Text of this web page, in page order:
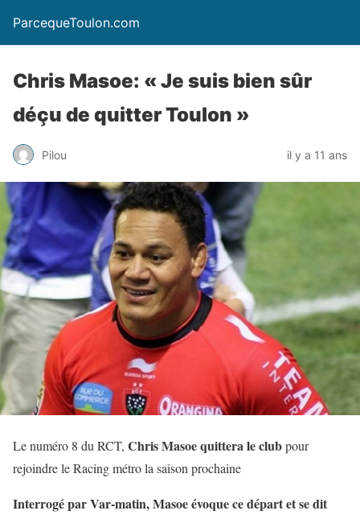
ParcequeToulon.com
Chris Masoe: « Je suis bien sûr
déçu de quitter Toulon »
Pilou il y a 11 ans
Le numéro 8 du RCT, Chris Masoe quittera le clubpour
rejoindre le Racing métro la saison prochaine
Interrogé par Var-matin, Masoe évoque ce départ et se dit